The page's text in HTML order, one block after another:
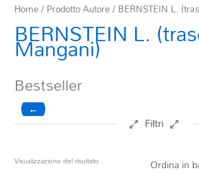
Home/ Prodotto Autore / BERNSTEIN L.
BERNSTEIN L.
Mangani)
Bestseller
←
Filtri
Visualizzazione del risultato